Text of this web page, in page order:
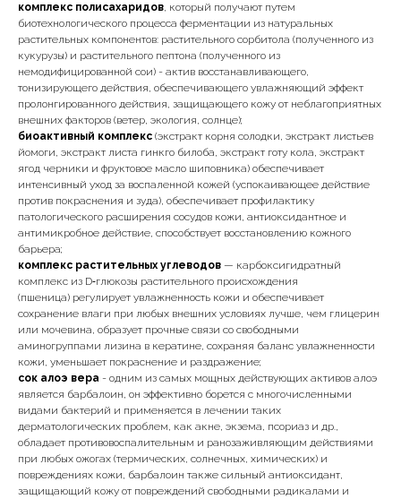
комплекс полисахаридов, который получают путем
биотехнологического процесса ферментации из натуральных
растительных компонентов: растительного сорбитола (полученного из
кукурузы) и растительного пептона (полученного из
немодифицированной сои) - актив восстанавливающего,
тонизирующего действия, обеспечивающего увлажняющий эффект
пролонгированного действия, защищающего кожу от неблагоприятных
внешних факторов (ветер, экология, солнце);
биоактивный комплекс (экстракт корня солодки, экстракт листьев
йомоги, экстракт листа гинкго билоба, экстракт готу кола, экстракт
ягод черники и фруктовое масло шиповника) обеспечивает
интенсивный уход за воспаленной кожей (успокаивающее действие
против покраснения и зуда), обеспечивает профилактику
патологического расширения сосудов кожи, антиоксидантное и
антимикробное действие, способствует восстановлению кожного
барьера;
комплекс растительных углеводов — карбоксигидратный
комплекс из D‑глюкозы растительного происхождения
(пшеница) регулирует увлажненность кожи и обеспечивает
сохранение влаги при любых внешних условиях лучше, чем глицерин
или мочевина, образует прочные связи со свободными
аминогруппами лизина в кератине, сохраняя баланс увлажненности
кожи, уменьшает покраснение и раздражение;
сок алоэ вера - одним из самых мощных действующих активов алоэ
является барбалоин, он эффективно борется с многочисленными
видами бактерий и применяется в лечении таких
дерматологических проблем, как акне, экзема, псориаз и др.,
обладает противовоспалительным и ранозаживляющим действиями
при любых ожогах (термических, солнечных, химических) и
повреждениях кожи, барбалоин также сильный антиоксидант,
защищающий кожу от повреждений свободными радикалами и